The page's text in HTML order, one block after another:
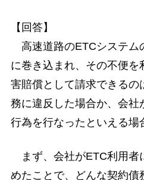
【回答】
高速道路のETCシステム
に巻き込まれ、その不便を
害賠償として請求できるの
務に違反した場合か、会社
行為を行なったといえる場
まず、会社がETC利用者
めたことで、どんな契約債